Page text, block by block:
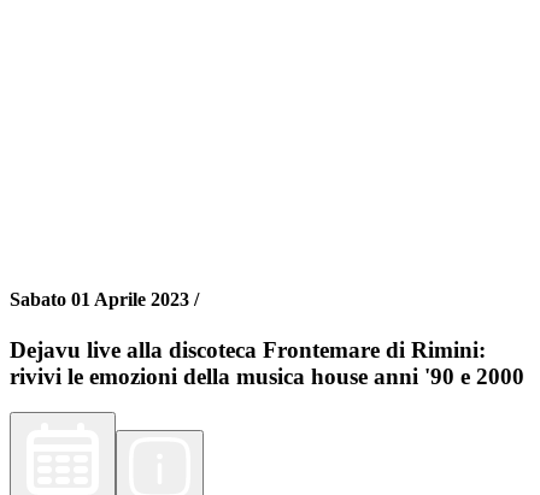
Sabato 01 Aprile 2023 /
Dejavu live alla discoteca Frontemare di Rimini:
rivivi le emozioni della musica house anni '90 e 2000